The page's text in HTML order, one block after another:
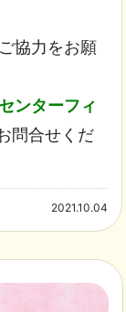
協力をお願
ンターフィ
問合せくだ
2021.10.04